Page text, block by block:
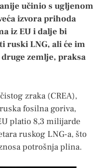
učinio s ugljenom
izvora prihoda
iz EU i dalje bi
ruski LNG, ali će im
zemlje, praksa
zraka (CREA),
fosilna goriva,
platio 8,3 milijarde
ruskog LNG-a, što
potrošnja plina.